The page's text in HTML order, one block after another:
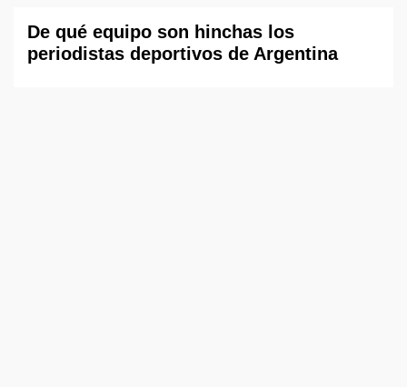
De qué equipo son hinchas los
periodistas deportivos de Argentina